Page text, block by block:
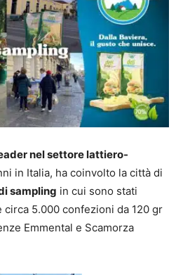
nel settore lattiero-
in Italia, ha coinvolto la città di
sampling in cui sono stati
5.000 confezioni da 120 gr
Emmental e Scamorza